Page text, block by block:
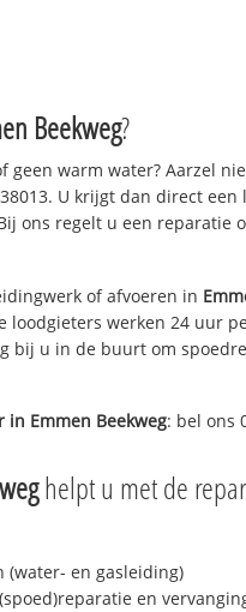
Beekweg?
geen warm water? Aarzel
U krijgt dan direct
ons regelt u een reparatie
of afvoeren in
loodgieters werken 24 uur
bij u in de buurt om
in Emmen Beekweg: bel ons
helpt u met de
(water- en gasleiding)
en